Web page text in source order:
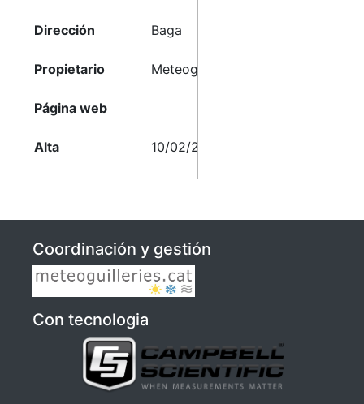
Dirección Baga
Propietario Meteoguilleries
Página web
Alta 10/02/2025 17:36
Coordinación y gestión
Con tecnologia